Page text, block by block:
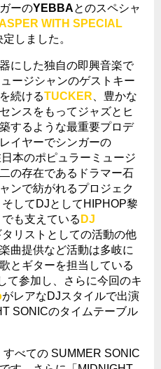
ーのYEBBAとのスペシャ
WITH SPECIAL
しました。
にした独自の即興音楽で
ージシャンのゲストキー
続けるTUCKER 、豊かな
ンスをもってジャズとヒ
するような最重要プロデ
イヤーでシンガーの
日本のポピュラーミュージ
の存在であるドラマー石
ンで紡がれるプロジェク
そして DJとして HIPHOP黎
も支えている DJ
タリストとしての活動の他
曲提供など活動は多岐に
とギターを担当している
て参加し、
さらに今回のキ
がレアなDJスタイルで出演
SONICのタイムテーブル
すべての SUMMER SONIC